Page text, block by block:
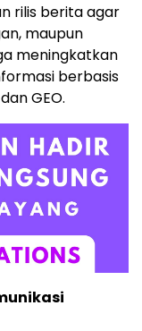
rilis berita agar
maupun
meningkatkan
berbasis
GEO.